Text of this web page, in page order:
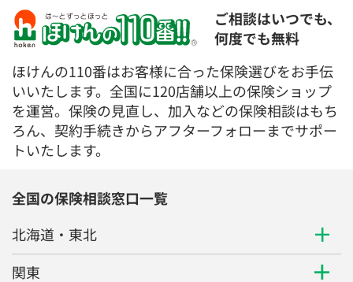
いいたします。全国に120店舗以上の保険ショップ
を運営。保険の見直し、加入などの保険相談はもち
ろん、契約手続きからアフターフォローまでサポー
トいたします。
全国の保険相談窓口一覧
北海道・東北
関東
中部・北陸
関西